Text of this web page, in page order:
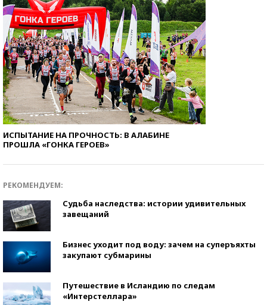
ИСПЫТАНИЕ НА ПРОЧНОСТЬ: В АЛАБИНЕ
ПРОШЛА «ГОНКА ГЕРОЕВ»
РЕКОМЕНДУЕМ:
Судьба наследства: истории удивительных
завещаний
Бизнес уходит под воду: зачем на суперъяхты
закупают субмарины
Путешествие в Исландию по следам
«Интерстеллара»